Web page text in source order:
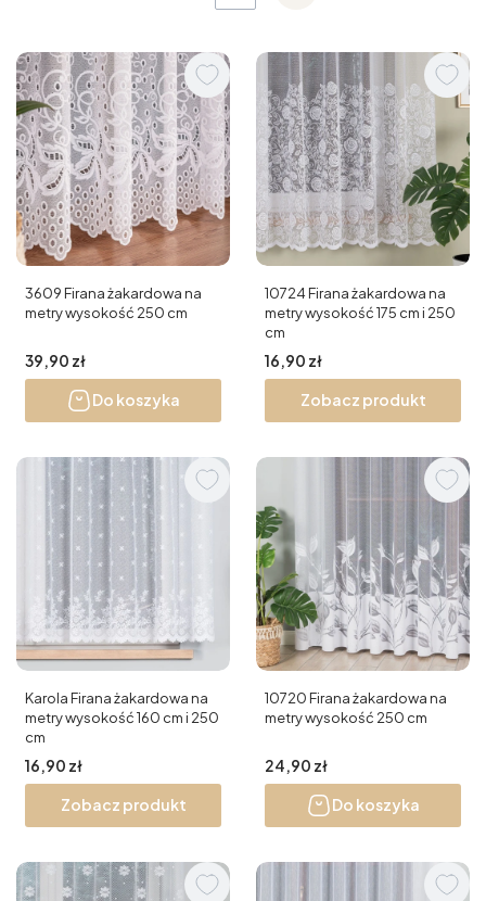
3609 Firana żakardowa na
metry wysokość 250 cm
Cena
39,90 zł
Do koszyka
10724 Firana żakardowa na
metry wysokość 175 cm i 250
cm
Cena
16,90 zł
Zobacz produkt
Karola Firana żakardowa na
metry wysokość 160 cm i 250
cm
Cena
16,90 zł
Zobacz produkt
10720 Firana żakardowa na
metry wysokość 250 cm
Cena
24,90 zł
Do koszyka